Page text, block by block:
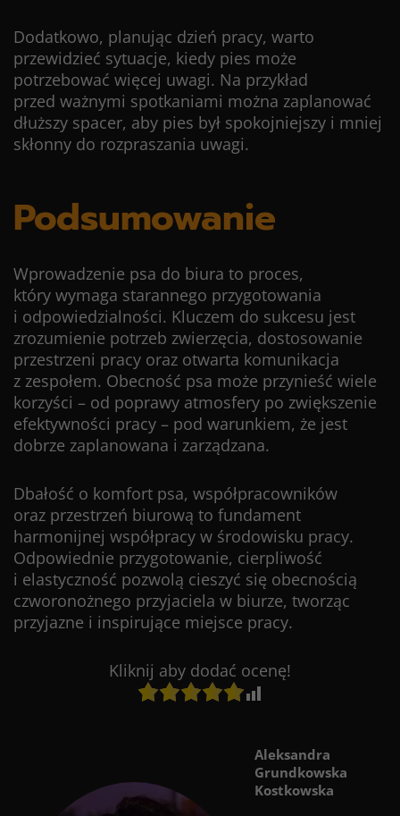
Dodatkowo, planując dzień pracy, warto
przewidzieć sytuacje, kiedy pies może
potrzebować więcej uwagi. Na przykład
przed ważnymi spotkaniami można zaplanować
dłuższy spacer, aby pies był spokojniejszy i mniej
skłonny do rozpraszania uwagi.
Podsumowanie
Wprowadzenie psa do biura to proces,
który wymaga starannego przygotowania
i odpowiedzialności. Kluczem do sukcesu jest
zrozumienie potrzeb zwierzęcia, dostosowanie
przestrzeni pracy oraz otwarta komunikacja
z zespołem. Obecność psa może przynieść wiele
korzyści – od poprawy atmosfery po zwiększenie
efektywności pracy – pod warunkiem, że jest
dobrze zaplanowana i zarządzana.
Dbałość o komfort psa, współpracowników
oraz przestrzeń biurową to fundament
harmonijnej współpracy w środowisku pracy.
Odpowiednie przygotowanie, cierpliwość
i elastyczność pozwolą cieszyć się obecnością
czworonożnego przyjaciela w biurze, tworząc
przyjazne i inspirujące miejsce pracy.
Kliknij aby dodać ocenę!
Aleksandra
Grundkowska
Kostkowska